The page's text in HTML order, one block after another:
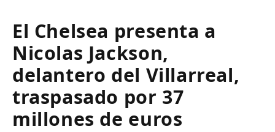
El Chelsea presenta a
Nicolas Jackson,
delantero del Villarreal,
traspasado por 37
millones de euros